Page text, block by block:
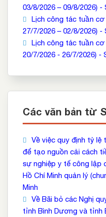
03/8/2026 – 09/8/2026) -
Lịch công tác tuần
27/7/2026 – 02/8/2026) -
Lịch công tác tuần
20/7/2026 - 26/7/2026) -
Các văn bản từ
Về việc quy định tỷ lệ
để tạo nguồn cải cách
sự nghiệp y tế công lập
Hồ Chí Minh quản lý
Minh
Về Bãi bỏ các Nghị
tỉnh Bình Dương và tỉnh